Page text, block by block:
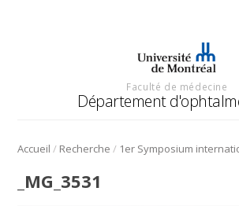
Faculté de médecine
Département
Accueil / Recherche /
_MG_3531